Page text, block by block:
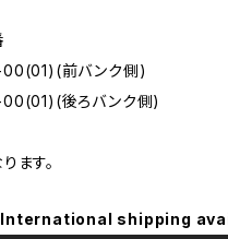
前バンク側)
後ろバンク側)
ます。
International shipping